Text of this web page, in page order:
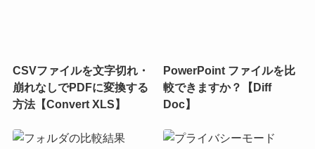
CSVファイルを文字切れ・
崩れなしでPDFに変換する
方法【Convert XLS】
PowerPoint ファイルを比
較できますか？【Diff
Doc】